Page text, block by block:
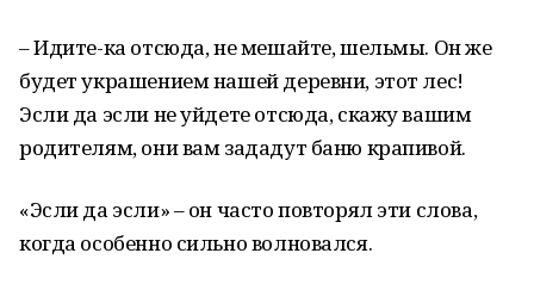
– Идите-ка отсюда, не мешайте, шельмы. Он же
будет украшением нашей деревни, этот лес!
Эсли да эсли не уйдете отсюда, скажу вашим
родителям, они вам зададут баню крапивой.
«Эсли да эсли» – он часто повторял эти слова,
когда особенно сильно волновался.